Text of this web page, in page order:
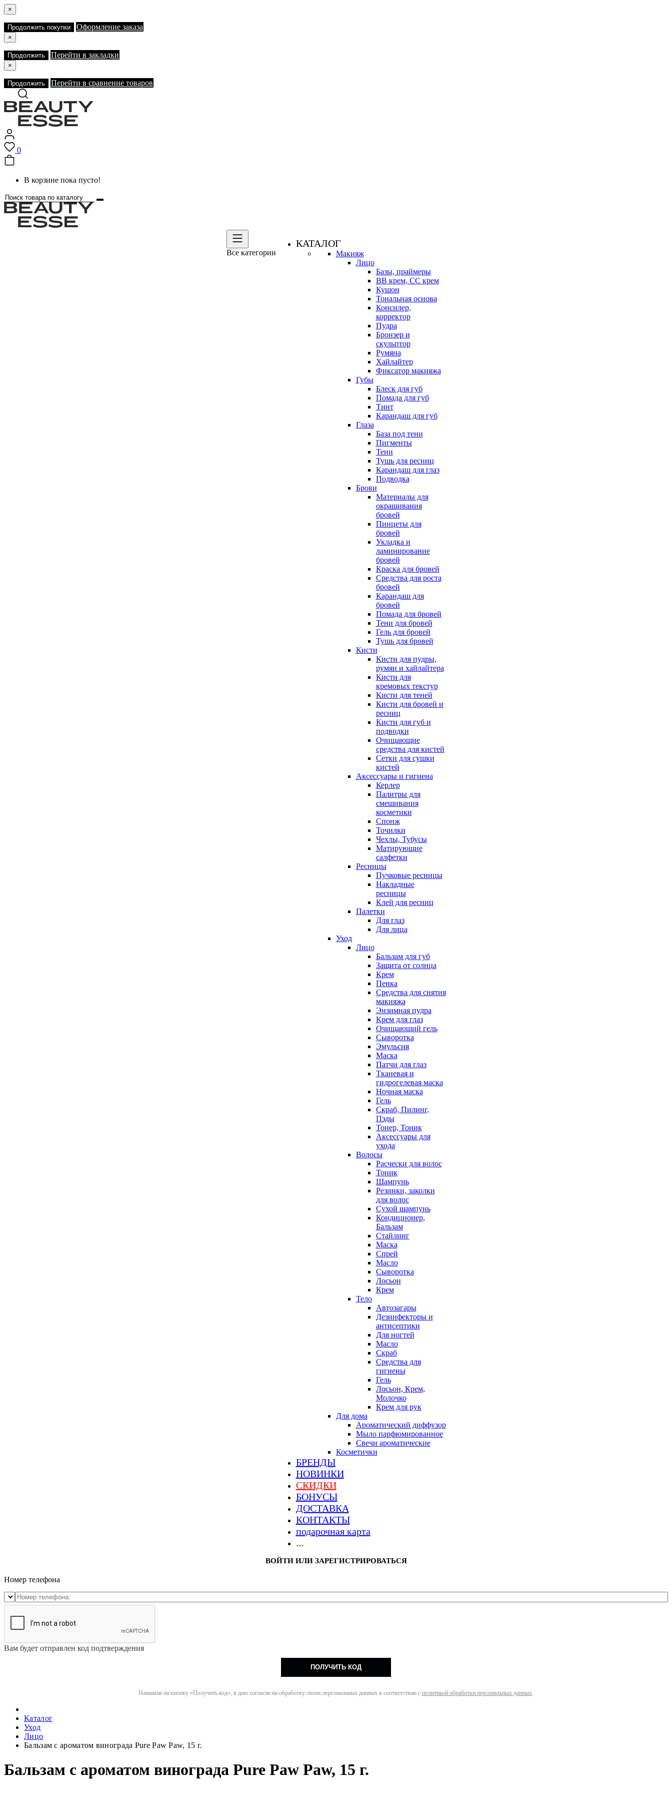
×
Продолжить покупки Оформление заказа
×
Продолжить Перейти в закладки
×
Продолжить Перейти в сравнение товаров
0
В корзине пока пусто!
Все категории
КАТАЛОГ
Макияж
Лицо
Базы, праймеры
BB крем, CC крем
Кушон
Тональная основа
Консилер,
корректор
Пудра
Бронзер и
скульптор
Румяна
Хайлайтер
Фиксатор макияжа
Губы
Блеск для губ
Помада для губ
Тинт
Карандаш для губ
Глаза
База под тени
Пигменты
Тени
Тушь для ресниц
Карандаш для глаз
Подводка
Брови
Материалы для
окрашивания
бровей
Пинцеты для
бровей
Укладка и
ламинирование
бровей
Краска для бровей
Средства для роста
бровей
Карандаш для
бровей
Помада для бровей
Тени для бровей
Гель для бровей
Тушь для бровей
Кисти
Кисти для пудры,
румян и хайлайтера
Кисти для
кремовых текстур
Кисти для теней
Кисти для бровей и
ресниц
Кисти для губ и
подводки
Очищающие
средства для кистей
Сетки для сушки
кистей
Аксессуары и гигиена
Керлер
Палитры для
смешивания
косметики
Спонж
Точилки
Чехлы, Тубусы
Матирующие
салфетки
Ресницы
Пучковые ресницы
Накладные
ресницы
Клей для ресниц
Палетки
Для глаз
Для лица
Уход
Лицо
Бальзам для губ
Защита от солнца
Крем
Пенка
Средства для снятия
макияжа
Энзимная пудра
Крем для глаз
Очищающий гель
Сыворотка
Эмульсия
Маска
Патчи для глаз
Тканевая и
гидрогелевая маска
Ночная маска
Гель
Скраб, Пилинг,
Пэды
Тонер, Тоник
Аксессуары для
ухода
Волосы
Расчески для волос
Тоник
Шампунь
Резинки, заколки
для волос
Сухой шампунь
Кондиционер,
Бальзам
Стайлинг
Маска
Спрей
Масло
Сыворотка
Лосьон
Крем
Тело
Автозагары
Дезинфекторы и
антисептики
Для ногтей
Масло
Скраб
Средства для
гигиены
Гель
Лосьон, Крем,
Молочко
Крем для рук
Для дома
Ароматический диффузор
Мыло парфюмированное
Свечи ароматические
Косметички
БРЕНДЫ
НОВИНКИ
СКИДКИ
БОНУСЫ
ДОСТАВКА
КОНТАКТЫ
подарочная карта
...
ВОЙТИ ИЛИ ЗАРЕГИСТРИРОВАТЬСЯ
Номер телефона
Вам будет отправлен код подтверждения
ПОЛУЧИТЬ КОД
Нажимая на кнопку «Получить код», я даю согласие на обработку своих персональных данных в соответствии с политикой обработки персональных данных.
Каталог
Уход
Лицо
Бальзам с ароматом винограда Pure Paw Paw, 15 г.
Бальзам с ароматом винограда Pure Paw Paw, 15 г.